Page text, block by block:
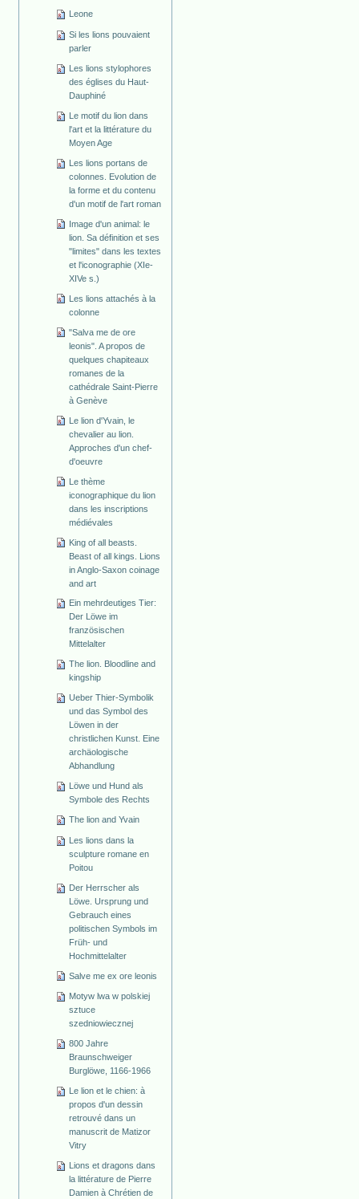
Leone
Si les lions pouvaient
parler
Les lions stylophores
des églises du Haut-
Dauphiné
Le motif du lion dans
l'art et la littérature du
Moyen Age
Les lions portans de
colonnes. Evolution de
la forme et du contenu
d'un motif de l'art roman
Image d'un animal: le
lion. Sa définition et ses
"limites" dans les textes
et l'iconographie (XIe-
XIVe s.)
Les lions attachés à la
colonne
"Salva me de ore
leonis". A propos de
quelques chapiteaux
romanes de la
cathédrale Saint-Pierre
à Genève
Le lion d'Yvain, le
chevalier au lion.
Approches d'un chef-
d'oeuvre
Le thème
iconographique du lion
dans les inscriptions
médiévales
King of all beasts.
Beast of all kings. Lions
in Anglo-Saxon coinage
and art
Ein mehrdeutiges Tier:
Der Löwe im
französischen
Mittelalter
The lion. Bloodline and
kingship
Ueber Thier-Symbolik
und das Symbol des
Löwen in der
christlichen Kunst. Eine
archäologische
Abhandlung
Löwe und Hund als
Symbole des Rechts
The lion and Yvain
Les lions dans la
sculpture romane en
Poitou
Der Herrscher als
Löwe. Ursprung und
Gebrauch eines
politischen Symbols im
Früh- und
Hochmittelalter
Salve me ex ore leonis
Motyw lwa w polskiej
sztuce
szedniowiecznej
800 Jahre
Braunschweiger
Burglöwe, 1166-1966
Le lion et le chien: à
propos d'un dessin
retrouvé dans un
manuscrit de Matizor
Vitry
Lions et dragons dans
la littérature de Pierre
Damien à Chrétien de